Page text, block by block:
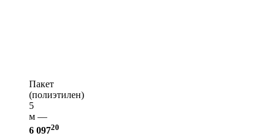
Пакет
(полиэтилен)
5
м —
6 09720